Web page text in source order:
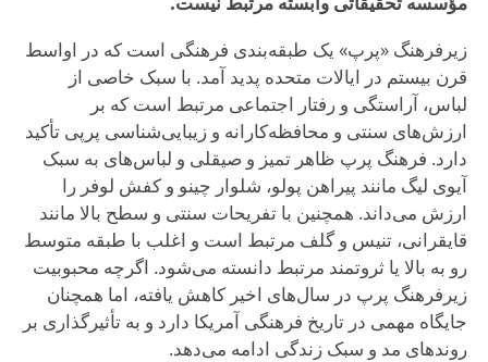
زیرفرهنگ «پرپ» یک طبقه‌بندی فرهنگی است که در اواسط
قرن بیستم در ایالات متحده پدید آمد. با سبک خاصی از
لباس، آراستگی و رفتار اجتماعی مرتبط است که بر
ارزش‌های سنتی و محافظه‌کارانه و زیبایی‌شناسی پرپی تأکید
دارد. فرهنگ پرپ ظاهر تمیز و صیقلی و لباس‌های به سبک
آیوی لیگ مانند پیراهن پولو، شلوار چینو و کفش لوفر را
ارزش می‌داند. همچنین با تفریحات سنتی و سطح بالا مانند
قایقرانی، تنیس و گلف مرتبط است و اغلب با طبقه متوسط
رو به بالا یا ثروتمند مرتبط دانسته می‌شود. اگرچه محبوبیت
زیرفرهنگ پرپ در سال‌های اخیر کاهش یافته، اما همچنان
جایگاه مهمی در تاریخ فرهنگی آمریکا دارد و به تأثیرگذاری بر
روندهای مد و سبک زندگی ادامه می‌دهد.